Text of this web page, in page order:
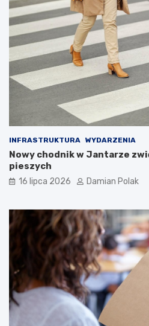
INFRASTRUKTURA WYDARZENIA
Nowy chodnik w Jantarze
pieszych
16 lipca 2026 Damian Polak